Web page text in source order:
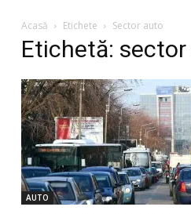
Acasă Etichete Sector auto
Etichetă:
AUTO